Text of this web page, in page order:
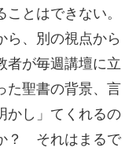
とはできない。
ら、別の視点から
者が毎週講壇に立
た聖書の背景、言
かし」てくれるの
？ それはまるで